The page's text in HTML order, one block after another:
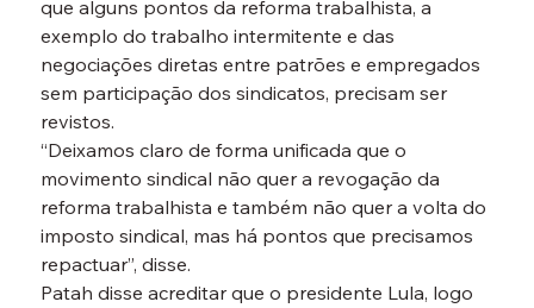
que alguns pontos da reforma trabalhista, a
exemplo do trabalho intermitente e das
negociações diretas entre patrões e empregados
sem participação dos sindicatos, precisam ser
revistos.
“Deixamos claro de forma unificada que o
movimento sindical não quer a revogação da
reforma trabalhista e também não quer a volta do
imposto sindical, mas há pontos que precisamos
repactuar”, disse.
Patah disse acreditar que o presidente Lula, logo